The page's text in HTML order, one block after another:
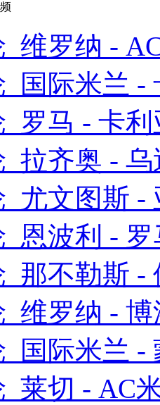
维罗纳 -
国际米兰 -
罗马 - 卡
拉齐奥 -
尤文图斯 -
恩波利 -
那不勒斯 -
维罗纳 -
国际米兰 -
莱切 - AC